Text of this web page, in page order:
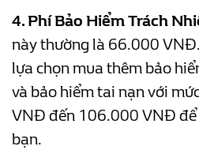
4. Phí Bảo Hiểm Trách
này thường là 66.000
lựa chọn mua thêm bảo
và bảo hiểm tai nạn với
VNĐ đến 106.000 VNĐ để
bạn.